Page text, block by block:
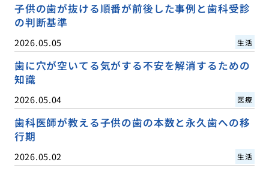
子供の歯が抜ける順番が前後した事例と歯科受診
の判断基準
2026.05.05 生活
歯に穴が空いてる気がする不安を解消するための
知識
2026.05.04 医療
歯科医師が教える子供の歯の本数と永久歯への移
行期
2026.05.02 生活